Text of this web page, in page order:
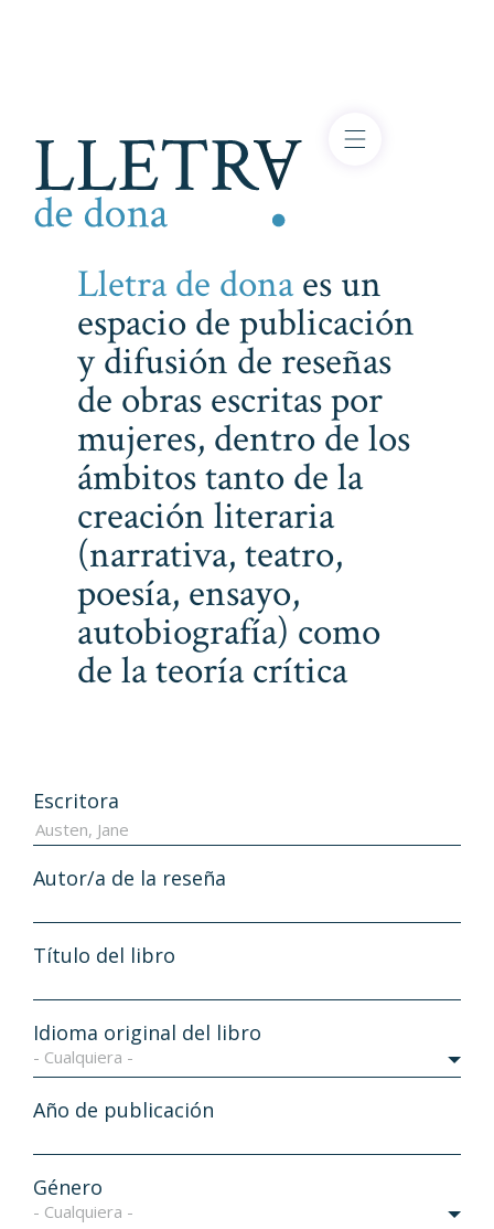
Lletra de donaes un
espacio de publicación
y difusión de reseñas
de obras escritas por
mujeres, dentro de los
ámbitos tanto de la
creación literaria
(narrativa, teatro,
poesía, ensayo,
autobiografía) como
de la teoría crítica
Escritora
Autor/a de la reseña
Título del libro
Idioma original del libro
- Cualquiera -
Año de publicación
Género
- Cualquiera -